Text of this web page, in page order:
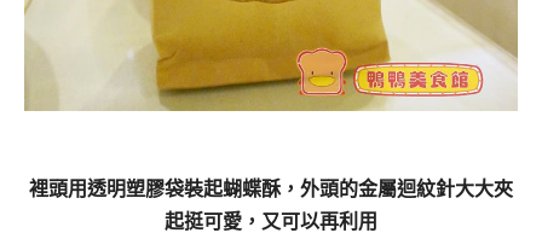
裡頭用透明塑膠袋裝起蝴蝶酥，外頭的金屬迴紋針大大夾
起挺可愛，又可以再利用